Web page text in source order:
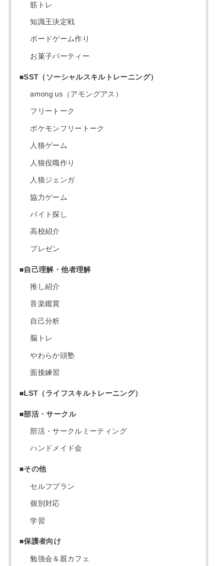
筋トレ
知識王決定戦
ボードゲーム作り
お菓子パーティー
■SST（ソーシャルスキルトレーニング）
among us（アモングアス）
フリートーク
ポケモンフリートーク
人狼ゲーム
人狼役職作り
人狼ジェンガ
協力ゲーム
バイト探し
高校紹介
プレゼン
■自己理解・他者理解
推し紹介
音楽鑑賞
自己分析
脳トレ
やわらか頭塾
面接練習
■LST（ライフスキルトレーニング）
■部活・サークル
部活・サークルミーティング
ハンドメイド会
■その他
セルフプラン
個別対応
学習
■保護者向け
勉強会＆親カフェ